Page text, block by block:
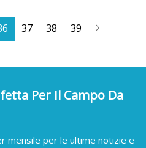
37 38 39
Per Il Campo Da
mensile per le ultime notizie e